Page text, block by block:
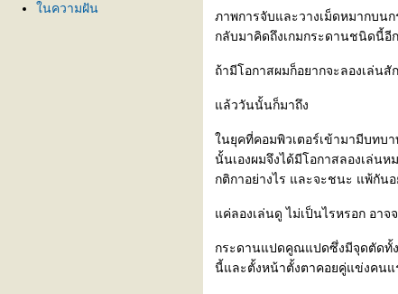
นความฝัน
ภาพการจับและวางเม็ดหมากบน
กลับมาคิดถึงเกมกระดานชนิดนี้อี
ถ้ามีโอกาสผมก็อยากจะลองเล่นสั
ล้ววันนั้นก็มาถึง
นยุคที่คอมพิวเตอร์เข้ามามีบทบ
นั้นเองผมจึงได้มีโอกาสลองเล่นห
กติกาอย่างไร และจะชนะ แพ้กันอ
ค่ลองเล่นดู ไม่เป็นไรหรอก อา
กระดานแปดคูณแปดซึ่งมีจุดตัดทั้
นี้และตั้งหน้าตั้งตาคอยคู่แข่งคนแ